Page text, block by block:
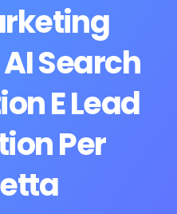
Search
E Lead
Per